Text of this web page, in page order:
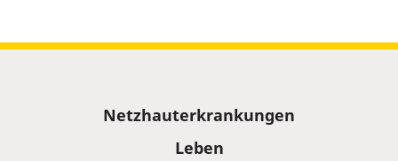
Netzhauterkrankungen
Leben